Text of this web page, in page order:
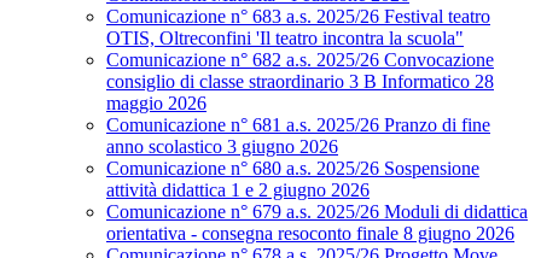
Comunicazione n° 683 a.s. 2025/26 Festival teatro
OTIS, Oltreconfini 'Il teatro incontra la scuola"
Comunicazione n° 682 a.s. 2025/26 Convocazione
consiglio di classe straordinario 3 B Informatico 28
maggio 2026
Comunicazione n° 681 a.s. 2025/26 Pranzo di fine
anno scolastico 3 giugno 2026
Comunicazione n° 680 a.s. 2025/26 Sospensione
attività didattica 1 e 2 giugno 2026
Comunicazione n° 679 a.s. 2025/26 Moduli di didattica
orientativa - consegna resoconto finale 8 giugno 2026